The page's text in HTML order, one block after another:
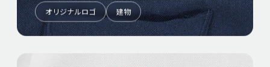
オリジナルロゴ 建物